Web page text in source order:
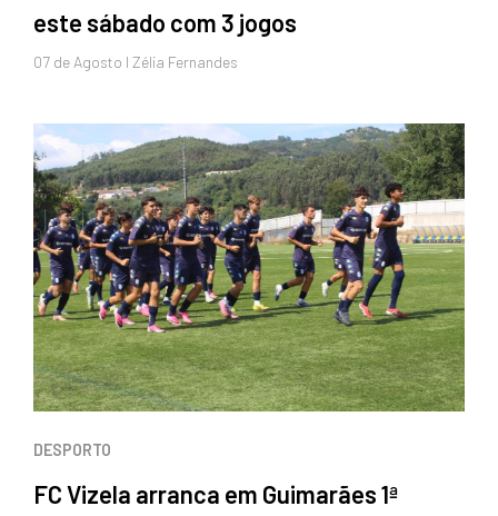
este sábado com 3 jogos
07 de Agosto I Zélia Fernandes
DESPORTO
FC Vizela arranca em Guimarães 1ª